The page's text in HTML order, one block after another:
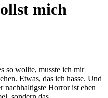
mich
so wollte, musste ich mir
Etwas, das ich hasse. Und
nachhaltigste Horror ist eben
sondern das